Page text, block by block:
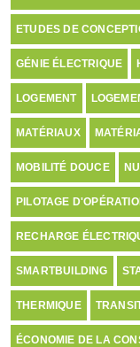
ETUDES DE
GÉNIE ÉLECTRIQUE
LOGEMENT
MATÉRIAUX
MOBILITÉ DOUCE
PILOTAGE
RECHARGE
SMARTBUILDING
THERMIQUE
ÉCONOMIE DE LA